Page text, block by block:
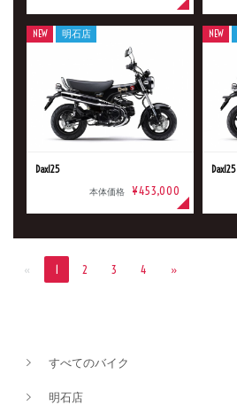
Dax125
本体価格 ¥453,000
NEW 明石店
Dax125
NEW
« 1 2 3 4 »
すべてのバイク
明石店